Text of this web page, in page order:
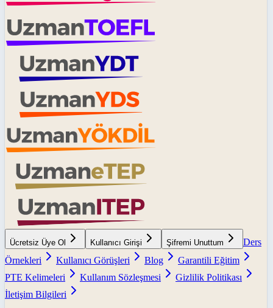
Ücretsiz Üye Ol Kullanıcı Girişi Şifremi Unuttum
Ders
Örnekleri
Kullanıcı Görüşleri Blog
Garantili Eğitim
PTE Kelimeleri
Kullanım Sözleşmesi
Gizlilik Politikası
İletişim Bilgileri